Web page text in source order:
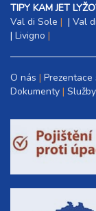
TIPY KAM JET
Val di Sole
| Val
| Livigno
O nás
Dokumenty Služby